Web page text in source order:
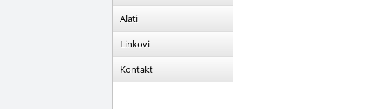
Alati
Linkovi
Kontakt